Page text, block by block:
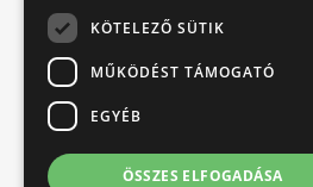
KÖTELEZŐ SÜTIK
MŰKÖDÉST TÁMOGATÓ
EGYÉB
ÖSSZES ELFOGADÁSA